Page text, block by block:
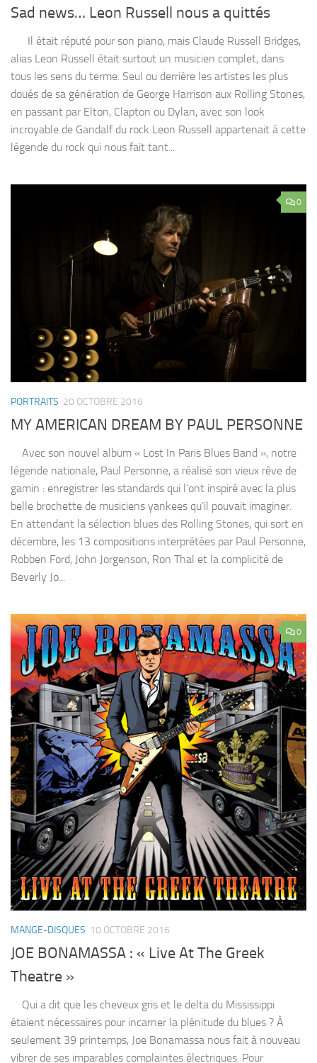
Sad news… Leon Russell nous a quittés
Il était réputé pour son piano, mais Claude Russell Bridges,
alias Leon Russell était surtout un musicien complet, dans
tous les sens du terme. Seul ou derrière les artistes les plus
doués de sa génération de George Harrison aux Rolling Stones,
en passant par Elton, Clapton ou Dylan, avec son look
incroyable de Gandalf du rock Leon Russell appartenait à cette
légende du rock qui nous fait tant...
0
PORTRAITS 20 OCTOBRE 2016
MY AMERICAN DREAM BY PAUL PERSONNE
Avec son nouvel album « Lost In Paris Blues Band », notre
légende nationale, Paul Personne, a réalisé son vieux rêve de
gamin : enregistrer les standards qui l’ont inspiré avec la plus
belle brochette de musiciens yankees qu’il pouvait imaginer.
En attendant la sélection blues des Rolling Stones, qui sort en
décembre, les 13 compositions interprétées par Paul Personne,
Robben Ford, John Jorgenson, Ron Thal et la complicité de
Beverly Jo...
0
MANGE-DISQUES 10 OCTOBRE 2016
JOE BONAMASSA : « Live At The Greek
Theatre »
Qui a dit que les cheveux gris et le delta du Mississippi
étaient nécessaires pour incarner la plénitude du blues ? À
seulement 39 printemps, Joe Bonamassa nous fait à nouveau
vibrer de ses imparables complaintes électriques. Pour